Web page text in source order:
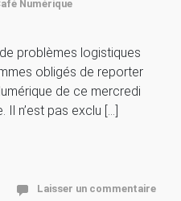
Numérique
problèmes logistiques
obligés de reporter
de ce mercredi
Il n’est pas exclu […]
Laisser un commentaire